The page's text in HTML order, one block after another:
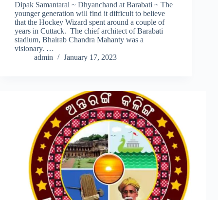
Dipak Samantarai ~ Dhyanchand at Barabati ~ The
younger generation will find it difficult to believe
that the Hockey Wizard spent around a couple of
years in Cuttack. The chief architect of Barabati
stadium, Bhairab Chandra Mahanty was a
visionary. …
admin
January 17, 2023